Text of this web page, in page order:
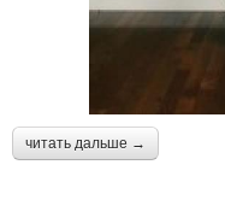
читать дальше →